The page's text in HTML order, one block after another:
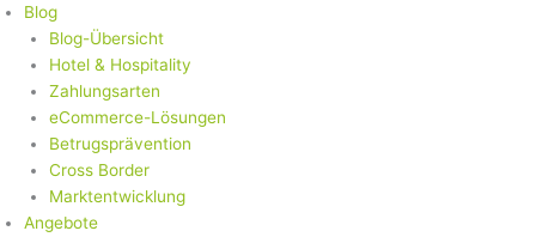
Blog
Blog-Übersicht
Hotel & Hospitality
Zahlungsarten
eCommerce-Lösungen
Betrugsprävention
Cross Border
Marktentwicklung
Angebote